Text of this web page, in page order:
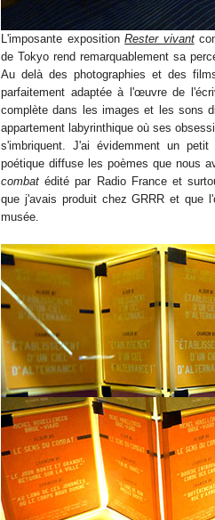
L'imposante expositionRester vivant
de Tokyo rend remarquablement sa
Au delà des photographies et des
parfaitement adaptée à l'œuvre de
complète dans les images et les sons
appartement labyrinthique où ses
s'imbriquent. J'ai évidemment un
poétique diffuse les poèmes que nous
combat édité par Radio France et
que j'avais produit chez GRRR et que
musée.